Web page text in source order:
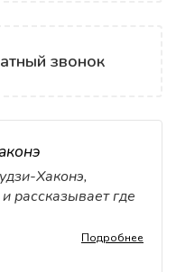
звонок
Хаконэ,
рассказывает где
Подробнее